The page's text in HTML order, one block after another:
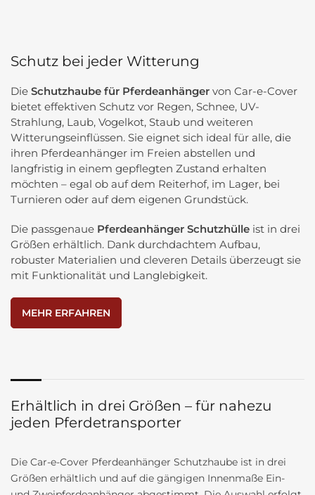
Schutz bei jeder Witterung
Die Schutzhaube für Pferdeanhänger von Car-e-Cover
bietet effektiven Schutz vor Regen, Schnee, UV-
Strahlung, Laub, Vogelkot, Staub und weiteren
Witterungseinflüssen. Sie eignet sich ideal für alle, die
ihren Pferdeanhänger im Freien abstellen und
langfristig in einem gepflegten Zustand erhalten
möchten – egal ob auf dem Reiterhof, im Lager, bei
Turnieren oder auf dem eigenen Grundstück.
Die passgenaue Pferdeanhänger Schutzhülle ist in drei
Größen erhältlich. Dank durchdachtem Aufbau,
robuster Materialien und cleveren Details überzeugt sie
mit Funktionalität und Langlebigkeit.
MEHR ERFAHREN
Erhältlich in drei Größen – für nahezu
jeden Pferdetransporter
Die Car-e-Cover Pferdeanhänger Schutzhaube ist in drei
Größen erhältlich und auf die gängigen Innenmaße Ein-